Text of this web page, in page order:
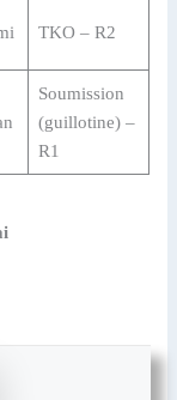
TKO – R2
Soumission
(guillotine) –
R1